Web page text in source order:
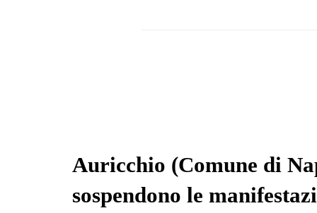
Auricchio (Comune di
sospendono le